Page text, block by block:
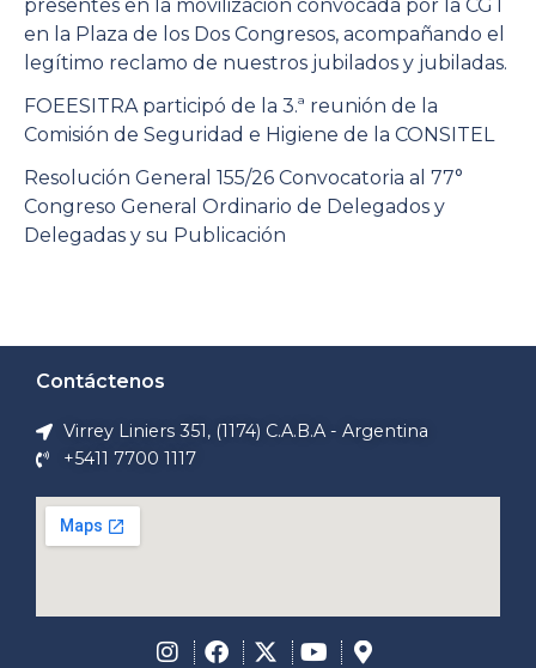
presentes en la movilización convocada por la CGT
en la Plaza de los Dos Congresos, acompañando el
legítimo reclamo de nuestros jubilados y jubiladas.
FOEESITRA participó de la 3.ª reunión de la
Comisión de Seguridad e Higiene de la CONSITEL
Resolución General 155/26 Convocatoria al 77°
Congreso General Ordinario de Delegados y
Delegadas y su Publicación
Contáctenos
Virrey Liniers 351, (1174) C.A.B.A - Argentina
+5411 7700 1117